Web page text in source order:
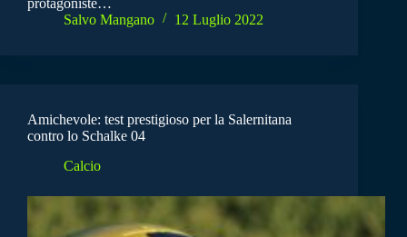
protagoniste…
Salvo Mangano
12 Luglio 2022
Amichevole: test prestigioso per la Salernitana
contro lo Schalke 04
Calcio